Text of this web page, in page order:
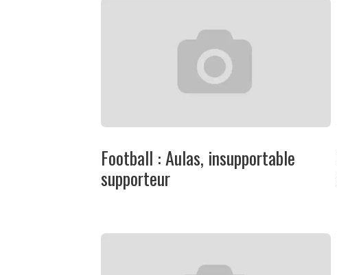
Football : Aulas, insupportable
supporteur